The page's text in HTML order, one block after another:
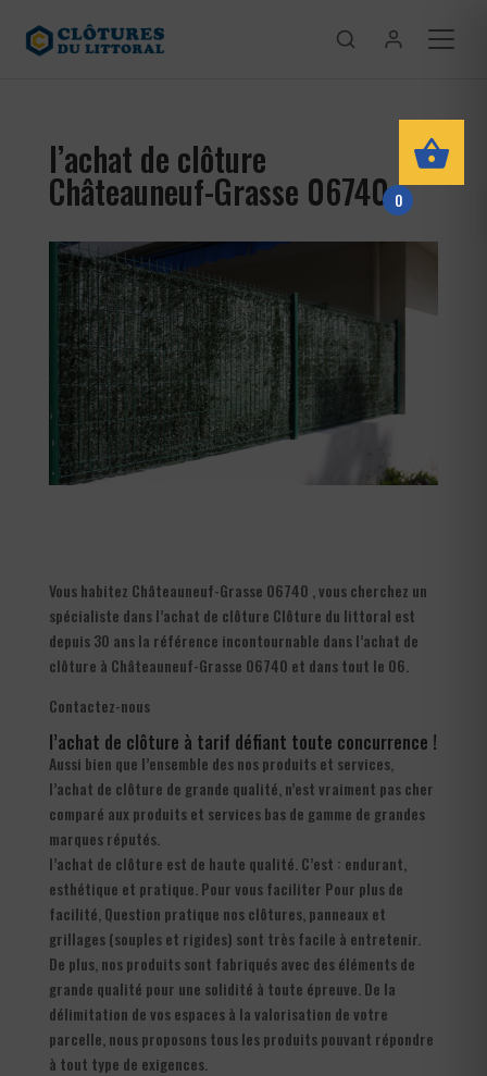
l’achat de clôture
Châteauneuf-Grasse 06740
Vous habitez Châteauneuf-Grasse 06740 , vous cherchez un
spécialiste dans l’achat de clôture Clôture du littoral est
depuis 30 ans la référence incontournable dans l’achat de
clôture à Châteauneuf-Grasse 06740 et dans tout le 06.
Contactez-nous
l’achat de clôture à tarif défiant toute concurrence !
Aussi bien que l’ensemble des nos produits et services,
l’achat de clôture de grande qualité, n’est vraiment pas cher
comparé aux produits et services bas de gamme de grandes
marques réputés.
l’achat de clôture est de haute qualité. C’est : endurant,
esthétique et pratique. Pour vous faciliter Pour plus de
facilité, Question pratique nos clôtures, panneaux et
grillages (souples et rigides) sont très facile à entretenir.
De plus, nos produits sont fabriqués avec des éléments de
grande qualité pour une solidité à toute épreuve. De la
délimitation de vos espaces à la valorisation de votre
parcelle, nous proposons tous les produits pouvant répondre
à tout type de exigences.
0